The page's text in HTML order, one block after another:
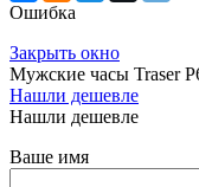
Ошибка
Закрыть окно
Мужские часы Traser
Нашли дешевле
Нашли дешевле
Ваше имя